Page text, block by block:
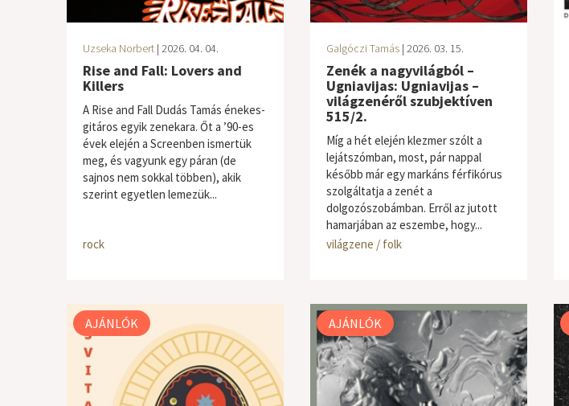
Uzseka Norbert| 2026. 04. 04.
Rise and Fall: Lovers and
Killers
A Rise and Fall Dudás Tamás énekes-
gitáros egyik zenekara. Őt a ’90-es
évek elején a Screenben ismertük
meg, és vagyunk egy páran (de
sajnos nem sokkal többen), akik
szerint egyetlen lemezük...
rock
Galgóczi Tamás| 2026. 03. 15.
Zenék a nagyvilágból –
Ugniavijas: Ugniavijas –
világzenéről szubjektíven
515/2.
Míg a hét elején klezmer szólt a
lejátszómban, most, pár nappal
később már egy markáns férfikórus
szolgáltatja a zenét a
dolgozószobámban. Erről az jutott
hamarjában az eszembe, hogy...
világzene / folk
AJÁNLÓK AJÁNLÓK